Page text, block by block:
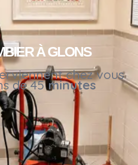
À GLONS
chez vous
de 45minutes